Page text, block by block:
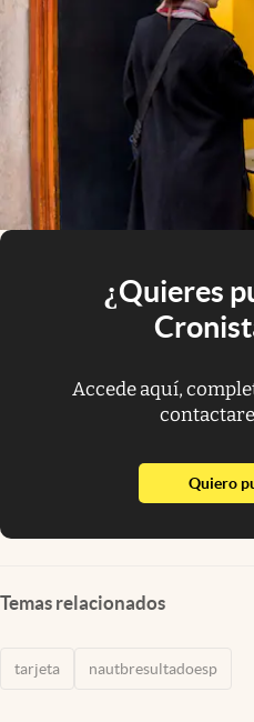
¿Quieres
Accede aquí,
Quiero
Temas relacionados
tarjeta nautbresultadoesp